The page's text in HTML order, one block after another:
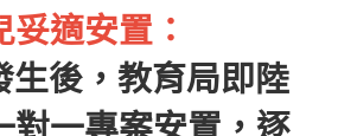
妥適安置：
後，教育局即陸
對一專案安置，逐